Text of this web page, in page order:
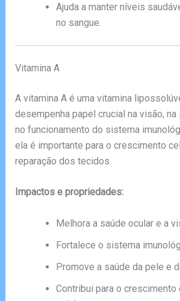
Ajuda a manter níveis
no sangue.
Vitamina A
A vitamina A é uma vitamina
desempenha papel crucial na visão,
no funcionamento do sistema
ela é importante para o crescimento
reparação dos tecidos.
Impactos e propriedades:
Melhora a saúde ocular e a
Fortalece o sistema
Promove a saúde da pele e
Contribui para o crescimento